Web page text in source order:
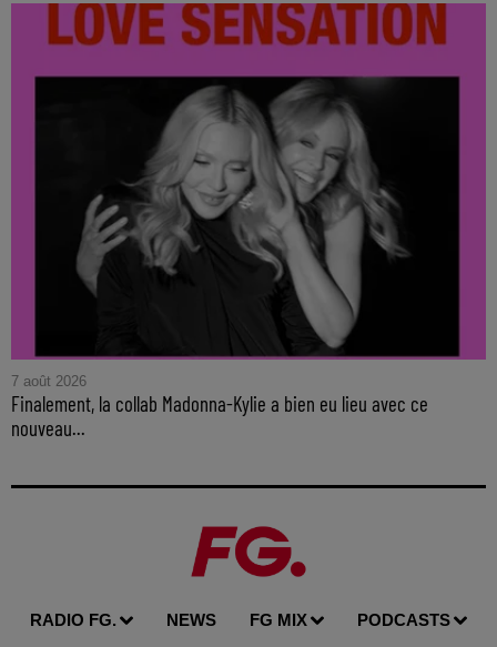
7 août 2026
Finalement, la collab Madonna-Kylie a bien eu lieu avec ce
nouveau...
RADIO FG. NEWS FG MIX PODCASTS